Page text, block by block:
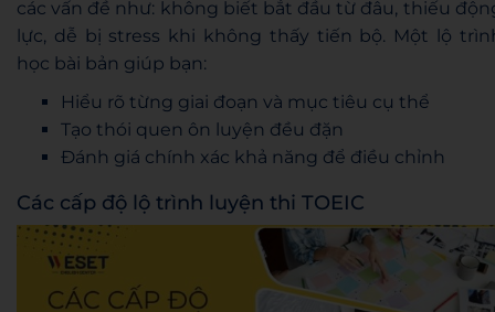
các vấn đề như: không biết bắt đầu từ đâu, thiếu
lực, dễ bị stress khi không thấy tiến bộ. Một lộ
học bài bản giúp bạn:
Hiểu rõ từng giai đoạn và mục tiêu cụ thể
Tạo thói quen ôn luyện đều đặn
Đánh giá chính xác khả năng để điều chỉnh
Các cấp độ lộ trình luyện thi TOEIC